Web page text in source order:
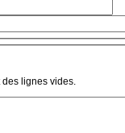
lignes vides.